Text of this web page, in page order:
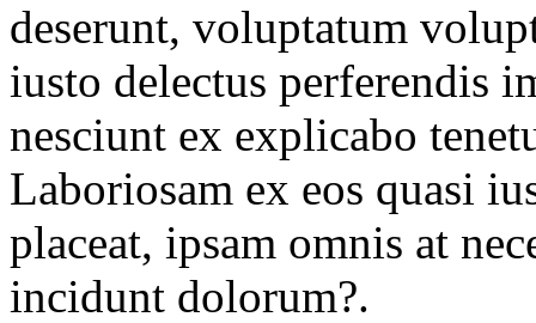
deserunt, voluptatum
iusto delectus perferendis
nesciunt ex explicabo
Laboriosam ex eos quasi
placeat, ipsam omnis at
incidunt dolorum?.